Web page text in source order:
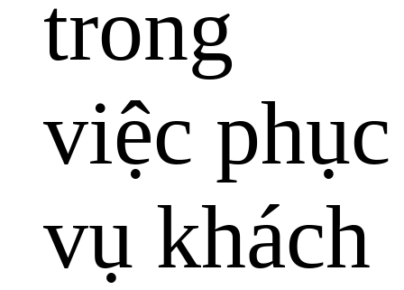
trong
việc phục
vụ khách